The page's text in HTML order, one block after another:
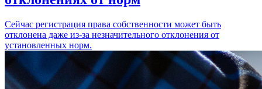
Сейчас регистрация права собственности может быть
отклонена даже из-за незначительного отклонения от
установленных норм.